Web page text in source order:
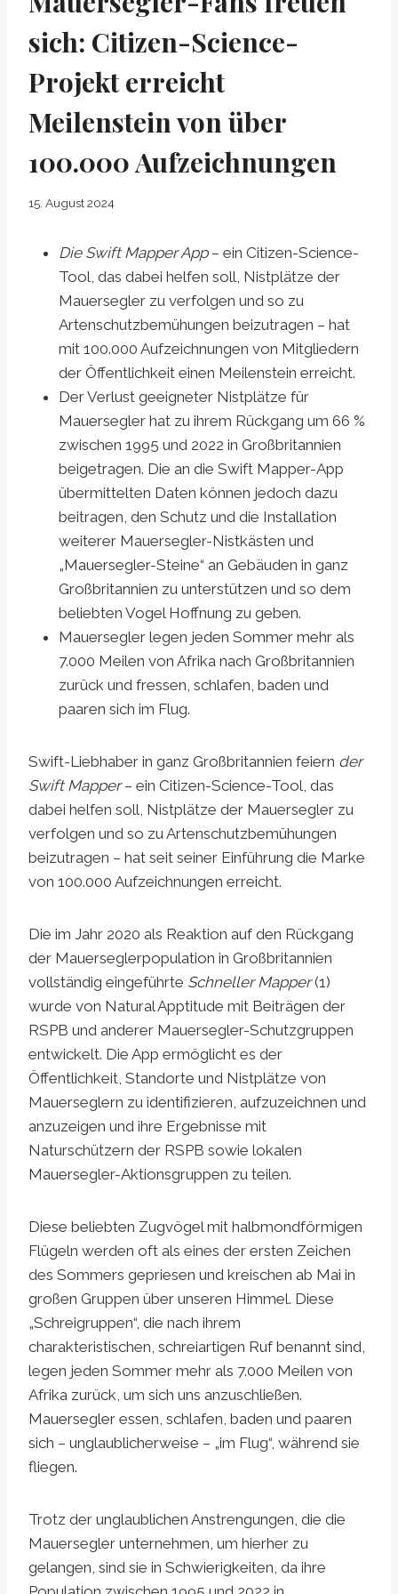
sich: Citizen-Science-
Projekt erreicht
Meilenstein von über
100.000 Aufzeichnungen
15. August 2024
Die Swift Mapper App– ein Citizen-Science-
Tool, das dabei helfen soll, Nistplätze der
Mauersegler zu verfolgen und so zu
Artenschutzbemühungen beizutragen – hat
mit 100.000 Aufzeichnungen von Mitgliedern
der Öffentlichkeit einen Meilenstein erreicht.
Der Verlust geeigneter Nistplätze für
Mauersegler hat zu ihrem Rückgang um 66 %
zwischen 1995 und 2022 in Großbritannien
beigetragen. Die an die Swift Mapper-App
übermittelten Daten können jedoch dazu
beitragen, den Schutz und die Installation
weiterer Mauersegler-Nistkästen und
„Mauersegler-Steine“ an Gebäuden in ganz
Großbritannien zu unterstützen und so dem
beliebten Vogel Hoffnung zu geben.
Mauersegler legen jeden Sommer mehr als
7.000 Meilen von Afrika nach Großbritannien
zurück und fressen, schlafen, baden und
paaren sich im Flug.
Swift-Liebhaber in ganz Großbritannien feiern der
Swift Mapper– ein Citizen-Science-Tool, das
dabei helfen soll, Nistplätze der Mauersegler zu
verfolgen und so zu Artenschutzbemühungen
beizutragen – hat seit seiner Einführung die Marke
von 100.000 Aufzeichnungen erreicht.
Die im Jahr 2020 als Reaktion auf den Rückgang
der Mauerseglerpopulation in Großbritannien
vollständig eingeführte Schneller Mapper(1)
wurde von Natural Apptitude mit Beiträgen der
RSPB und anderer Mauersegler-Schutzgruppen
entwickelt. Die App ermöglicht es der
Öffentlichkeit, Standorte und Nistplätze von
Mauerseglern zu identifizieren, aufzuzeichnen und
anzuzeigen und ihre Ergebnisse mit
Naturschützern der RSPB sowie lokalen
Mauersegler-Aktionsgruppen zu teilen.
Diese beliebten Zugvögel mit halbmondförmigen
Flügeln werden oft als eines der ersten Zeichen
des Sommers gepriesen und kreischen ab Mai in
großen Gruppen über unseren Himmel. Diese
„Schreigruppen“, die nach ihrem
charakteristischen, schreiartigen Ruf benannt sind,
legen jeden Sommer mehr als 7.000 Meilen von
Afrika zurück, um sich uns anzuschließen.
Mauersegler essen, schlafen, baden und paaren
sich – unglaublicherweise – „im Flug“, während sie
fliegen.
Trotz der unglaublichen Anstrengungen, die die
Mauersegler unternehmen, um hierher zu
gelangen, sind sie in Schwierigkeiten, da ihre